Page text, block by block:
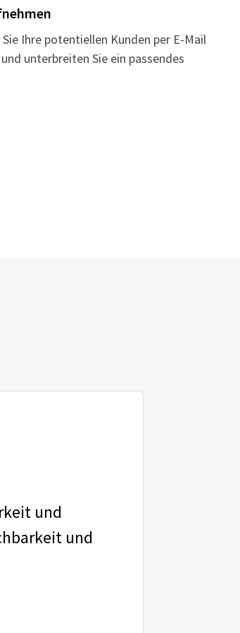
Ihre potentiellen Kunden per E-Mail
unterbreiten Sie ein passendes
und
und